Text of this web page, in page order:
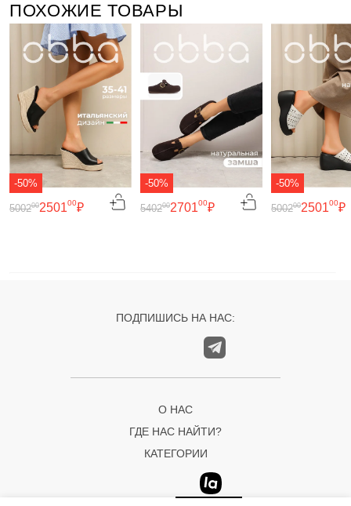
ПОХОЖИЕ ТОВАРЫ
-50%
250100₽
500200
-50%
270100₽
540200
-50%
250100₽
500200
ПОДПИШИСЬ НА НАС:
О НАС
ГДЕ НАС НАЙТИ?
КАТЕГОРИИ